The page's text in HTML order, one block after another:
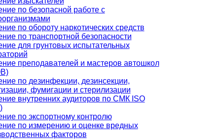
по безопасной работе с
по обороту наркотических средств
по транспортной безопасности
для грунтовых испытательных
преподавателей и мастеров автошкол
по дезинфекции, дезинсекции,
фумигации и стерилизации
внутренних аудиторов по СМК ISO
по экспортному контролю
по измерению и оценке вредных
факторов